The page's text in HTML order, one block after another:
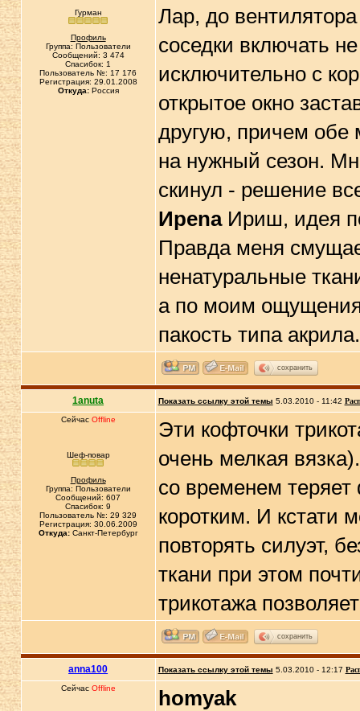
Гурман
Профиль
Группа: Пользователи
Сообщений: 3 474
Спасибок: 1
Пользователь №: 17 176
Регистрация: 29.01.2008
Откуда:Россия
Лар, до
соседки включать
исключительно с
открытое окно
другую, причем обе
на нужный сезон.
скинул - решение
ИpenaИриш, идея
Правда меня
ненатуральные
а по моим
пакость типа акрила.
сохранить
1anuta Показать ссылку этой темы 5.03.2010 - 11:42
Сейчас Offline
Шеф-повар
Профиль
Группа: Пользователи
Сообщений: 607
Спасибок: 9
Пользователь №: 29 329
Регистрация: 30.06.2009
Откуда:Санкт-Петербург
Эти кофточки
очень мелкая
со временем
коротким. И кстати
повторять силуэт,
ткани при этом
трикотажа
сохранить
anna100 Показать ссылку этой темы 5.03.2010 - 12:17
Сейчас Offline
homyak